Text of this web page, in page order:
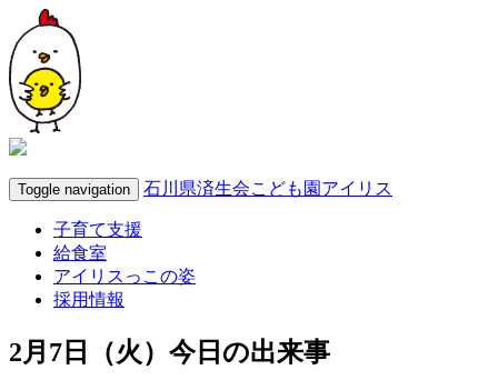
Toggle navigation 石川県済生会こども園アイリス
子育て支援
給食室
アイリスっこの姿
採用情報
2月7日（火）今日の出来事